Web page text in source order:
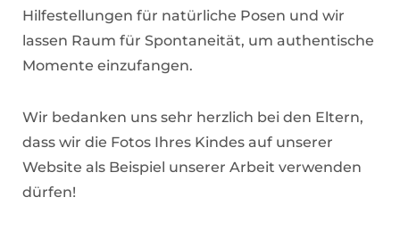
Hilfestellungen für natürliche Posen und wir
lassen Raum für Spontaneität, um authentische
Momente einzufangen.
Wir bedanken uns sehr herzlich bei den Eltern,
dass wir die Fotos Ihres Kindes auf unserer
Website als Beispiel unserer Arbeit verwenden
dürfen!